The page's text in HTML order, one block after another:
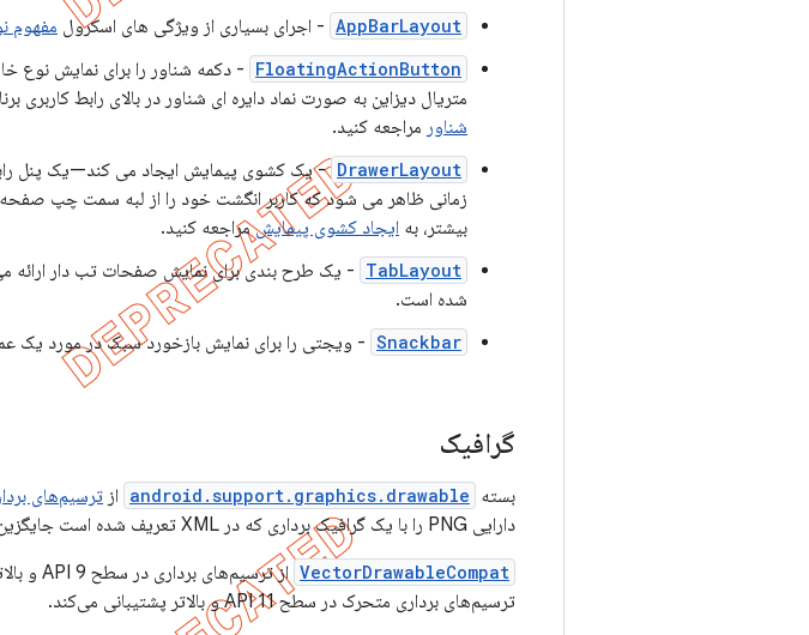
AppBarLayout - اجرای بسیاری از ویژگی های اسکرول مفهوم
FloatingActionButton - دکمه شناور را برای نمایش نوع
متریال دیزاین به صورت نماد دایره ای شناور در بالای رابط کاربری
شناور مراجعه کنید.
DrawerLayout - یک کشوی پیمایش ایجاد می کند—یک پنل
زمانی ظاهر می شود که کاربر انگشت خود را از لبه سمت چپ صفحه
بیشتر، به ایجاد کشوی پیمایشمراجعه کنید.
TabLayout - یک طرح بندی برای نمایش صفحات تب دار ارائه
شده است.
Snackbar - ویجتی را برای نمایش بازخورد سبک در مورد یک
گرافیک
بسته android.support.graphics.drawable از ترسیم‌های
دارایی PNG را با یک گرافیک برداری که در XML تعریف شده است جایگزین کنید.
VectorDrawableCompat از ترسیم‌های برداری در سطح API 9 و بالاتر پشتیبانی می‌کند.
ترسیم‌های برداری متحرک در سطح API 11 و بالاتر پشتیبانی می‌کند.